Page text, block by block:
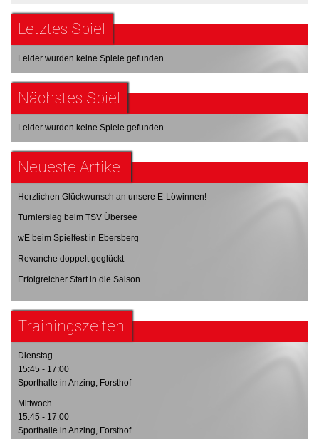
Letztes Spiel
Leider wurden keine Spiele gefunden.
Nächstes Spiel
Leider wurden keine Spiele gefunden.
Neueste Artikel
Herzlichen Glückwunsch an unsere E-Löwinnen!
Turniersieg beim TSV Übersee
wE beim Spielfest in Ebersberg
Revanche doppelt geglückt
Erfolgreicher Start in die Saison
Trainingszeiten
Dienstag
15:45 - 17:00
Sporthalle in Anzing, Forsthof
Mittwoch
15:45 - 17:00
Sporthalle in Anzing, Forsthof